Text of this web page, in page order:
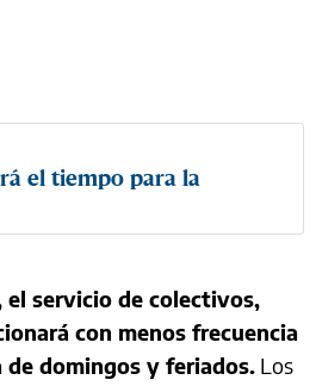
el tiempo para la
el servicio de colectivos,
con menos frecuencia
domingos y feriados. Los